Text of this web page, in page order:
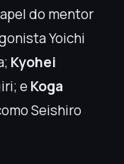
do mentor
Yoichi
Kyohei
e Koga
Seishiro